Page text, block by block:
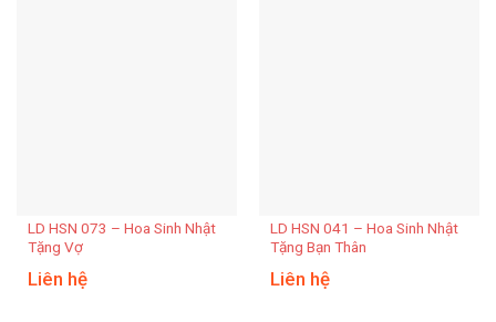
LD HSN 073 – Hoa Sinh Nhật
Tặng Vợ
Liên hệ
LD HSN 041 – Hoa Sinh Nhật
Tặng Bạn Thân
Liên hệ